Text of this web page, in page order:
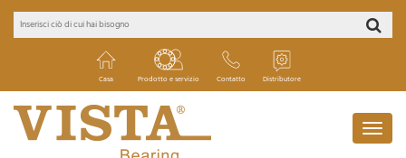
Casa Prodotto e servizio Contatto Distributore